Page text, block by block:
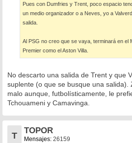
j
e
Pues con Dumfries y Trent, poco espacio
un medio organizador o a Neves, yo a
salida.
Al PSG no creo que se vaya, terminará en el
Premier como el Aston Villa.
No descarto una salida de Trent y que
suplente (o que se busque una salida).
malo aunque, futbolísticamente, le
Tchouameni y Camavinga.
T
TOPOR
Mensajes: 26159